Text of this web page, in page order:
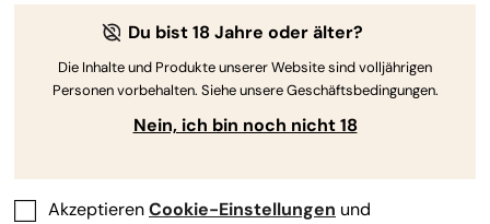
The RQS Blog
Du bist 18 Jahre oder älter?
Die Inhalte und Produkte unserer Website sind volljährigen
Personen vorbehalten. Siehe unsere Geschäftsbedingungen.
Nein, ich bin noch nicht 18
AkzeptierenCookie-Einstellungen und